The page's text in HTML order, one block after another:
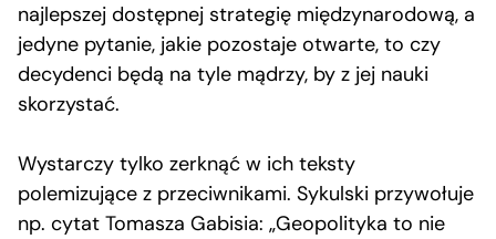
najlepszej dostępnej strategię międzynarodową, a
jedyne pytanie, jakie pozostaje otwarte, to czy
decydenci będą na tyle mądrzy, by z jej nauki
skorzystać.
Wystarczy tylko zerknąć w ich teksty
polemizujące z przeciwnikami. Sykulski przywołuje
np. cytat Tomasza Gabisia: „Geopolityka to nie